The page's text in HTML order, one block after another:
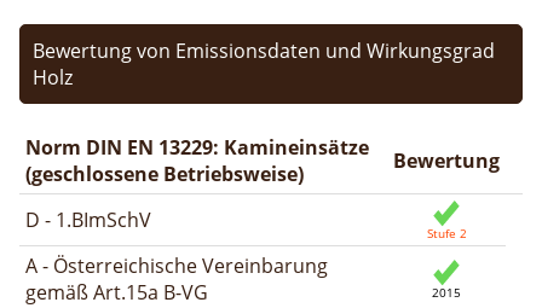
Bewertung von Emissionsdaten und Wirkungsgrad
Holz
Norm DIN EN 13229: Kamineinsätze
(geschlossene Betriebsweise)
Bewertung
D - 1.BImSchV
A - Österreichische Vereinbarung
gemäß Art.15a B-VG